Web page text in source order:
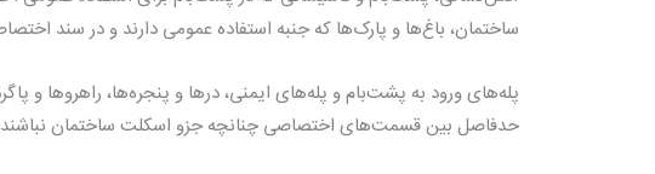
ساختمان، باغ‌ها و پارک‌ها که جنبه استفاده عمومی دارند و در سند
پله‌های ورود به پشت‌بام و پله‌های ایمنی، درها و پنجره‌ها، راهروها و
حدفاصل بین قسمت‌های اختصاصی چنانچه جزو اسکلت ساختمان